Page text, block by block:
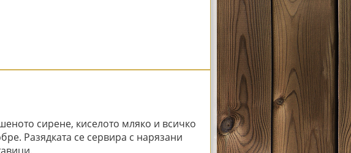
сирене, киселото мляко и всичко
Разядката се сервира с нарязани